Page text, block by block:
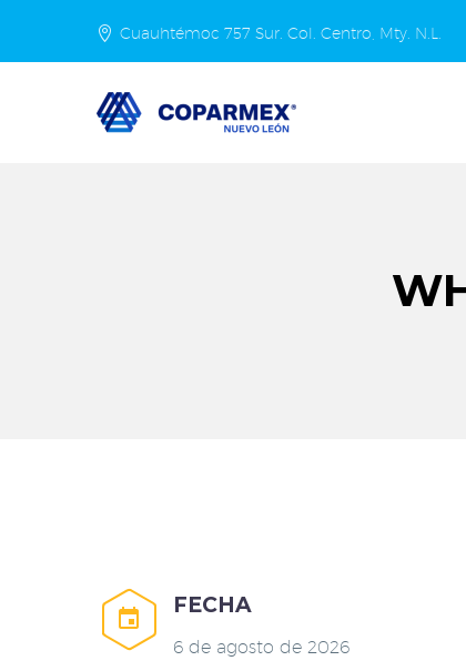
Cuauhtémoc 757 Sur. Col. Centro, Mty. N.L.


FECHA
6 de agosto de 2026